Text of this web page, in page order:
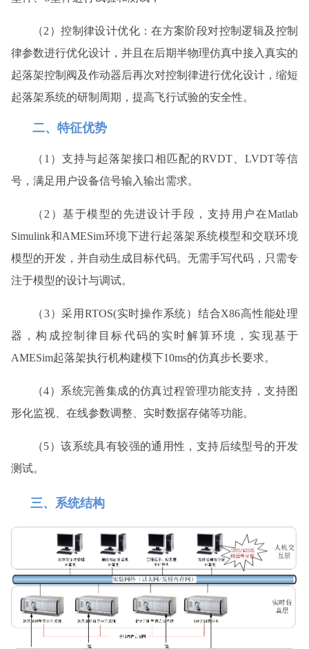
（2）控制律设计优化：在方案阶段对控制逻辑及控制
律参数进行优化设计，并且在后期半物理仿真中接入真实的
起落架控制阀及作动器后再次对控制律进行优化设计，缩短
起落架系统的研制周期，提高飞行试验的安全性。
二、特征优势
（1）支持与起落架接口相匹配的RVDT、LVDT等信
号，满足用户设备信号输入输出需求。
（2）基于模型的先进设计手段，支持用户在Matlab
Simulink和AMESim环境下进行起落架系统模型和交联环境
模型的开发，并自动生成目标代码。无需手写代码，只需专
注于模型的设计与调试。
（3）采用 RTOS(实时操作系统）结合X86高性能处理
器，构成控制律目标代码的实时解算环境，实现基于
AMESim起落架执行机构建模下10ms的仿真步长要求。
（4）系统完善集成的仿真过程管理功能支持，支持图
形化监视、在线参数调整、实时数据存储等功能。
（5）该系统具有较强的通用性，支持后续型号的开发
测试。
三、系统结构